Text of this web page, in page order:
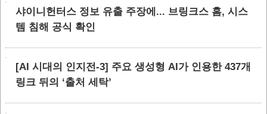
샤이니헌터스 정보 유출 주장에... 브링크스 홈, 시스
템 침해 공식 확인
[AI 시대의 인지전-3] 주요 생성형 AI가 인용한 437개
링크 뒤의 ‘출처 세탁’